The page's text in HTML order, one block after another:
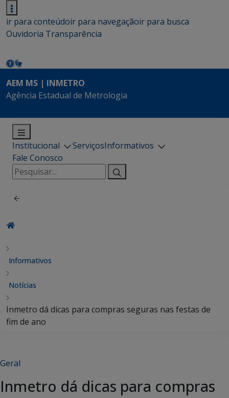
ir para conteúdoir para navegaçãoir para busca
Ouvidoria Transparência
AEM MS | INMETRO
Agência Estadual de Metrologia
Institucional ServiçosInformativos
Fale Conosco
Pesquisar
por:
Informativos
Notícias
Inmetro dá dicas para compras seguras nas festas de
fim de ano
Geral
Inmetro dá dicas para compras